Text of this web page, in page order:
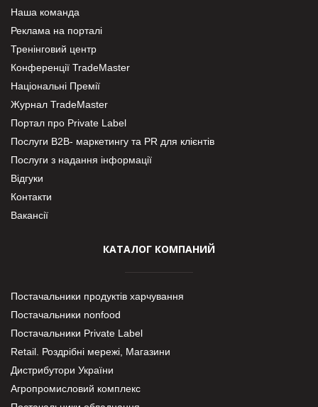
Наша команда
Реклама на порталі
Тренінговий центр
Конференції TradeMaster
Національні Премії
Журнал TradeMaster
Портал про Private Label
Послуги В2В- маркетингу та PR для клієнтів
Послуги з надання інформації
Відгуки
Контакти
Вакансії
КАТАЛОГ КОМПАНИЙ
Постачальники продуктів харчування
Постачальники nonfood
Постачальники Private Label
Retail. Роздрібні мережі, Магазини
Дистрибутори України
Агропромисловий комплекс